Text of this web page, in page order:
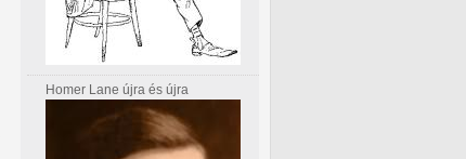
Homer Lane újra és újra